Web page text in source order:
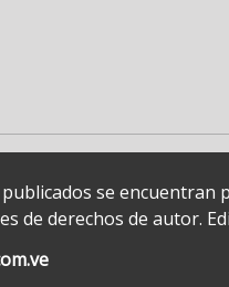
se encuentran
de derechos de autor.